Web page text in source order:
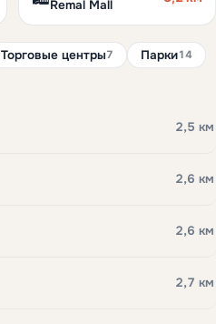
Remal Mall
Торговые центры7 Парки14
2,5 км
2,6 км
2,6 км
2,7 км